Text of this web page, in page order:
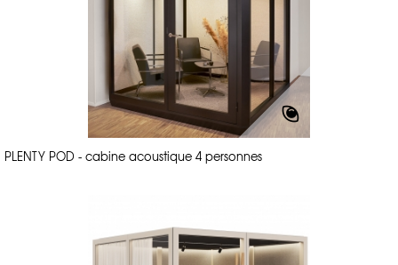
PLENTY POD - cabine acoustique 4 personnes